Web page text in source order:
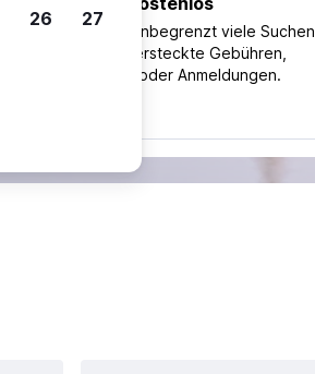
Nutze unbegrenzt viele Suchen
ohne versteckte Gebühren,
Kosten oder Anmeldungen.
26 27